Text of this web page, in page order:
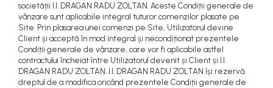
societății I.I. DRAGAN RADU ZOLTAN. Aceste Condiții generale de
vânzare sunt aplicabile integral tuturor comenzilor plasate pe
Site. Prin plasarea unei comenzi pe Site, Utilizatorul devine
Client și acceptă în mod integral și necondiționat prezentele
Condiții generale de vânzare, care vor fi aplicabile astfel
contractului încheiat între Utilizatorul devenit și Client și I.I.
DRAGAN RADU ZOLTAN. I.I. DRAGAN RADU ZOLTAN își rezervă
dreptul de a modifica oricând prezentele Condiții generale de